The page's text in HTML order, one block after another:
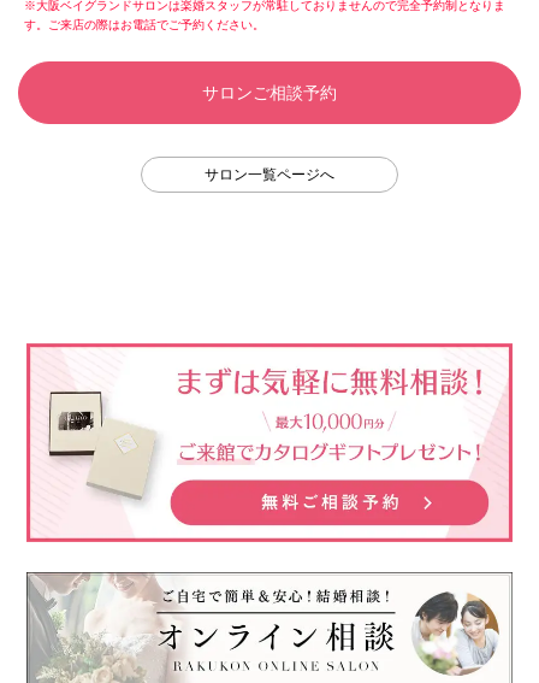
※大阪ベイグランドサロンは楽婚スタッフが常駐しておりませんので完全予約制となりま
す。ご来店の際はお電話でご予約ください。
サロンご相談予約
サロン一覧ページへ